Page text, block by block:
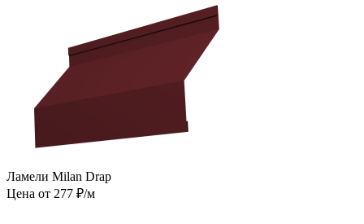
Ламели Milan Drap
Цена от 277 ₽/м